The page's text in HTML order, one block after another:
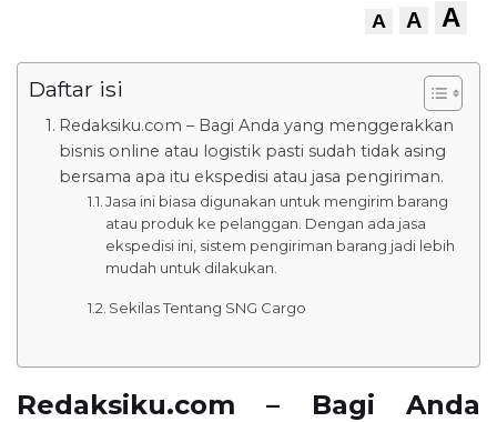
A A A
Daftar isi
Redaksiku.com – Bagi Anda yang menggerakkan
bisnis online atau logistik pasti sudah tidak asing
bersama apa itu ekspedisi atau jasa pengiriman.
Jasa ini biasa digunakan untuk mengirim barang
atau produk ke pelanggan. Dengan ada jasa
ekspedisi ini, sistem pengiriman barang jadi lebih
mudah untuk dilakukan.
Sekilas Tentang SNG Cargo
Redaksiku.com – Bagi Anda